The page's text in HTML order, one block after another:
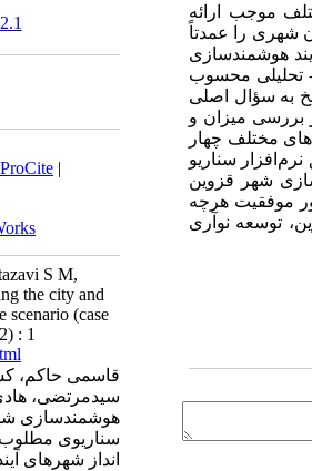
ProCite |
S M,
the city and
scenario (case
: 1
قاسمی حاکم،
سیدمرتضی،
هوشمندسازی
سناریوی
انداز شهرهای آینده. ۱۴۰۲; ۴
موجب ارائه
شهری را عمدتاً
هوشمندسازی
تحلیلی محسوب
به سؤال اصلی
پس از بررسی میزان و
مختلف چهار
سناریو
شهر قزوین
موفقیت هرچه
توسعه نوآری